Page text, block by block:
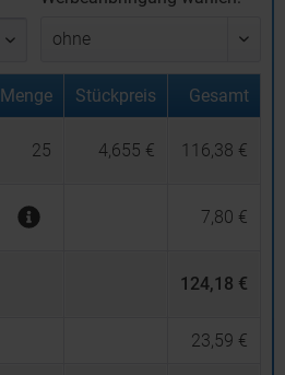
Menge Stückpreis Gesamt
25 4,655 € 116,38 €
7,80 €
124,18 €
23,59 €